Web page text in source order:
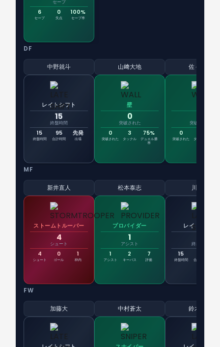
セーブ
6
セーブ
0
失点
100%
セーブ率
DF
中野就斗
レイトシフト
15
終盤時間
15
終盤時間
95
合計時間
先発
出場
山﨑大地
壁
0
突破された
0
突破された
3
タックル
75%
デュエル勝
率
佐々木翔
突破された
0
突破された タックル
MF
新井直人
ストームトルーパー
4
シュート
4
シュート
0
ゴール
1
枠内
松本泰志
プロバイダー
1
アシスト
1
アシスト
2
キーパス
7
評価
川辺駿
レイトシフト
終盤時間
15
終盤時間 合計時間
FW
加藤大 中村蒼太 鈴木章斗